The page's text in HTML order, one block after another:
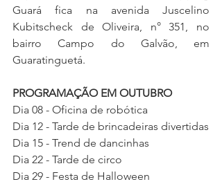
Guará fica na avenida Juscelino
Kubitscheck de Oliveira, n° 351, no
bairro Campo do Galvão, em
Guaratinguetá.
PROGRAMAÇÃO EM OUTUBRO
Dia 08 - Oficina de robótica
Dia 12 - Tarde de brincadeiras divertidas
Dia 15 - Trend de dancinhas
Dia 22 - Tarde de circo
Dia 29 - Festa de Halloween